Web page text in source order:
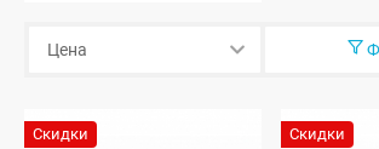
Скидки Скидки